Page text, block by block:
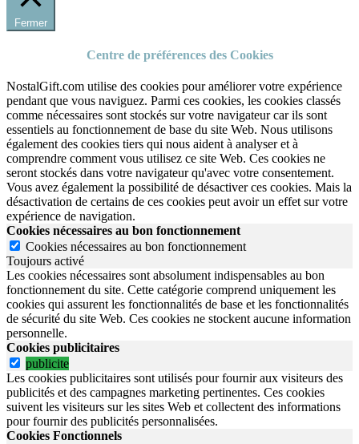
Fermer
Centre de préférences des Cookies
NostalGift.com utilise des cookies pour améliorer votre expérience
pendant que vous naviguez. Parmi ces cookies, les cookies classés
comme nécessaires sont stockés sur votre navigateur car ils sont
essentiels au fonctionnement de base du site Web. Nous utilisons
également des cookies tiers qui nous aident à analyser et à
comprendre comment vous utilisez ce site Web. Ces cookies ne
seront stockés dans votre navigateur qu'avec votre consentement.
Vous avez également la possibilité de désactiver ces cookies. Mais la
désactivation de certains de ces cookies peut avoir un effet sur votre
expérience de navigation.
Cookies nécessaires au bon fonctionnement
Cookies nécessaires au bon fonctionnement
Toujours activé
Les cookies nécessaires sont absolument indispensables au bon
fonctionnement du site. Cette catégorie comprend uniquement les
cookies qui assurent les fonctionnalités de base et les fonctionnalités
de sécurité du site Web. Ces cookies ne stockent aucune information
personnelle.
Cookies publicitaires
publicite
Les cookies publicitaires sont utilisés pour fournir aux visiteurs des
publicités et des campagnes marketing pertinentes. Ces cookies
suivent les visiteurs sur les sites Web et collectent des informations
pour fournir des publicités personnalisées.
Cookies Fonctionnels